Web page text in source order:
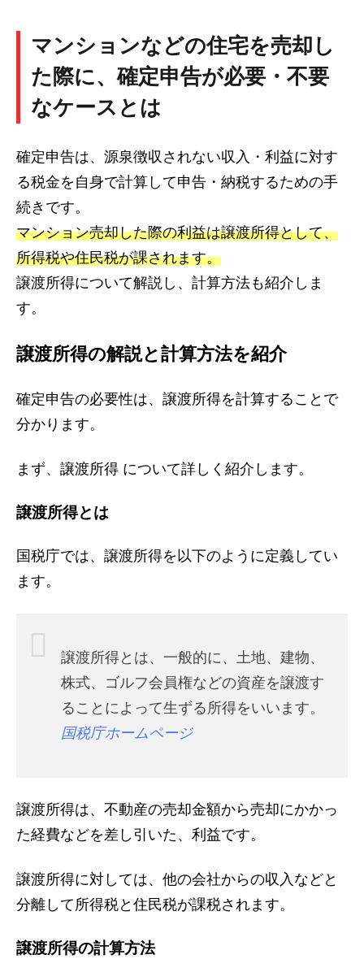
マンションなどの住宅を売却し
た際に、確定申告が必要・不要
なケースとは
確定申告は、源泉徴収されない収入・利益に対す
る税金を自身で計算して申告・納税するための手
続きです。
マンション売却した際の利益は譲渡所得として、
所得税や住民税が課されます。
譲渡所得について解説し、計算方法も紹介しま
す。
譲渡所得の解説と計算方法を紹介
確定申告の必要性は、譲渡所得を計算することで
分かります。
まず、譲渡所得 について詳しく紹介します。
譲渡所得とは
国税庁では、譲渡所得を以下のように定義してい
ます。
譲渡所得とは、一般的に、土地、建物、
株式、ゴルフ会員権などの資産を譲渡す
ることによって生ずる所得をいいます。
国税庁ホームページ
譲渡所得は、不動産の売却金額から売却にかかっ
た経費などを差し引いた、利益です。
譲渡所得に対しては、他の会社からの収入などと
分離して所得税と住民税が課税されます。
譲渡所得の計算方法